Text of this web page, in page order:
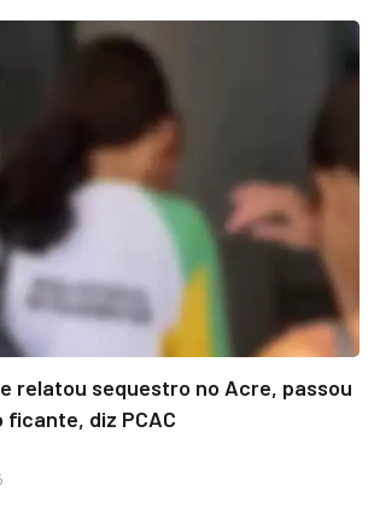
relatou sequestro no Acre, passou
ficante, diz PCAC